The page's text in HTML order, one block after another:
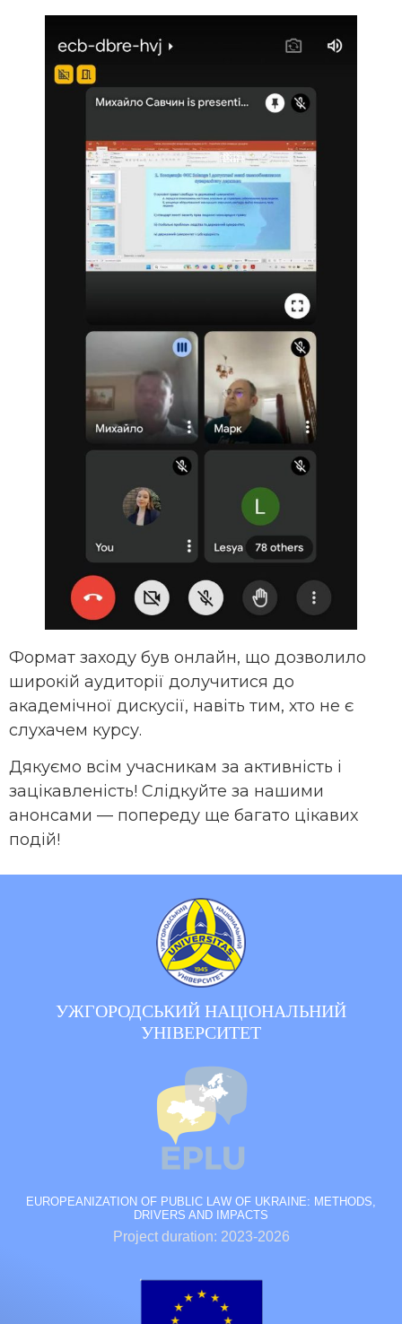
Формат заходу був онлайн, що дозволило
широкій аудиторії долучитися до
академічної дискусії, навіть тим, хто не є
слухачем курсу.
Дякуємо всім учасникам за активність і
зацікавленість! Слідкуйте за нашими
анонсами — попереду ще багато цікавих
подій!
УЖГОРОДСЬКИЙ НАЦІОНАЛЬНИЙ
УНІВЕРСИТЕТ
EUROPEANIZATION OF PUBLIC LAW OF UKRAINE: METHODS,
DRIVERS AND IMPACTS
Project duration: 2023-2026